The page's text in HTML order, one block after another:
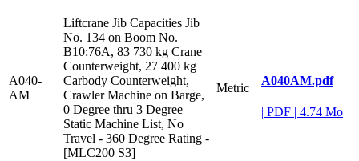
A040-
AM
Liftcrane Jib Capacities Jib
No. 134 on Boom No.
B10:76A, 83 730 kg Crane
Counterweight, 27 400 kg
Carbody Counterweight,
Crawler Machine on Barge,
0 Degree thru 3 Degree
Static Machine List, No
Travel - 360 Degree Rating -
[MLC200 S3]
Metric
A040AM.pdf
| PDF | 4.74 Mo